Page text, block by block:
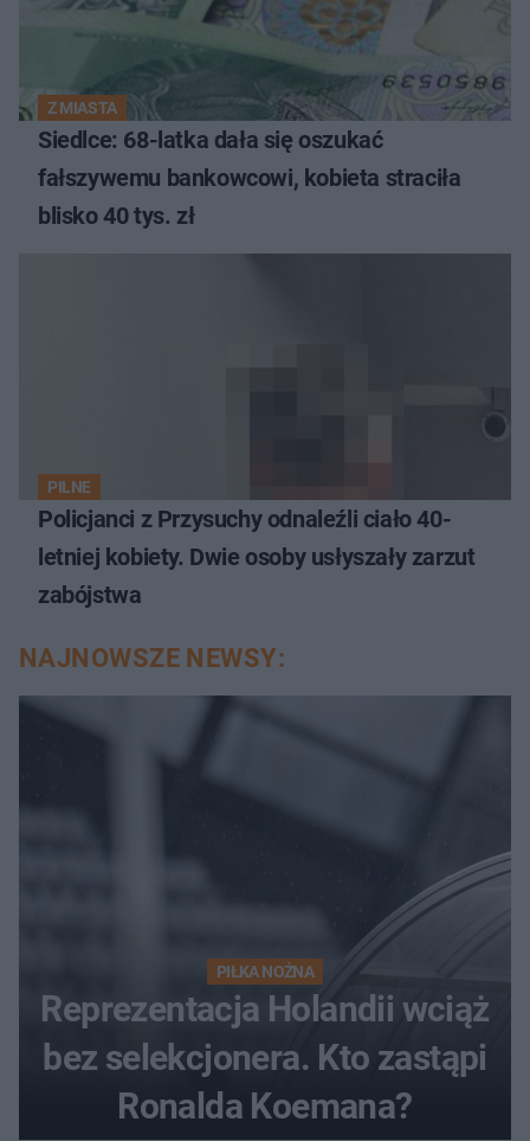
Z MIASTA
Siedlce: 68-latka dała się oszukać
fałszywemu bankowcowi, kobieta straciła
blisko 40 tys. zł
PILNE
Policjanci z Przysuchy odnaleźli ciało 40-
letniej kobiety. Dwie osoby usłyszały zarzut
zabójstwa
NAJNOWSZE NEWSY:
PIŁKA NOŻNA
Reprezentacja Holandii wciąż
bez selekcjonera. Kto zastąpi
Ronalda Koemana?